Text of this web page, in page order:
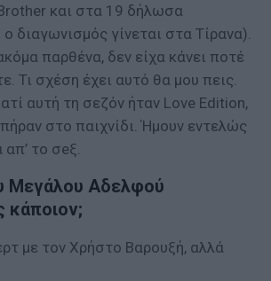
και στα 19 δήλωσα
διαγωνισμός γίνεται στα Τίρανα).
παρθένα, δεν είχα κάνει ποτέ
Τι σχέση έχει αυτό θα μου πεις.
αυτή τη σεζόν ήταν Love Edition,
στο παιχνίδι. Ήμουν εντελώς
απ’ το σeξ.
Μεγάλου Αδελφού
κάποιον;
με τον Χρήστο Βαρουξή, αλλά